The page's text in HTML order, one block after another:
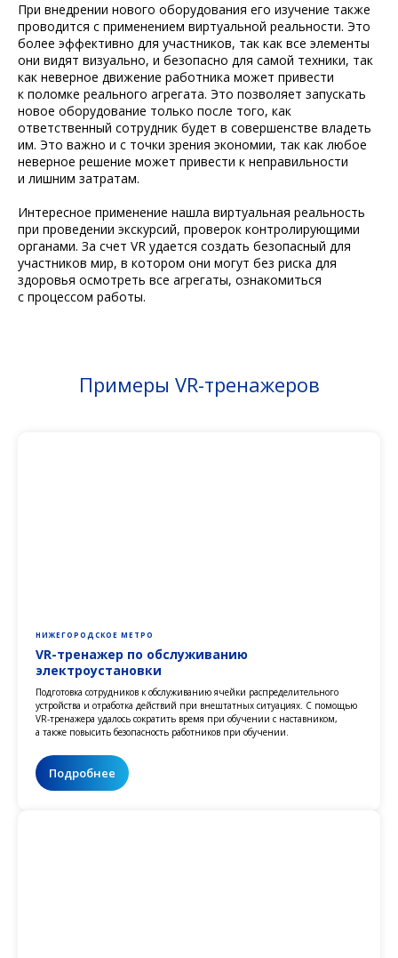
При внедрении нового оборудования его изучение также
проводится с применением виртуальной реальности. Это
более эффективно для участников, так как все элементы
они видят визуально, и безопасно для самой техники, так
как неверное движение работника может привести
к поломке реального агрегата. Это позволяет запускать
новое оборудование только после того, как
ответственный сотрудник будет в совершенстве владеть
им. Это важно и с точки зрения экономии, так как любое
неверное решение может привести к неправильности
и лишним затратам.
Интересное применение нашла виртуальная реальность
при проведении экскурсий, проверок контролирующими
органами. За счет VR удается создать безопасный для
участников мир, в котором они могут без риска для
здоровья осмотреть все агрегаты, ознакомиться
с процессом работы.
Примеры VR-тренажеров
НИЖЕГОРОДСКОЕ МЕТРО
VR-тренажер по обслуживанию
электроустановки
Подготовка сотрудников к обслуживанию ячейки распределительного
устройства и отработка действий при внештатных ситуациях. С помощью
VR-тренажера удалось сократить время при обучении с наставником,
а также повысить безопасность работников при обучении.
Подробнее